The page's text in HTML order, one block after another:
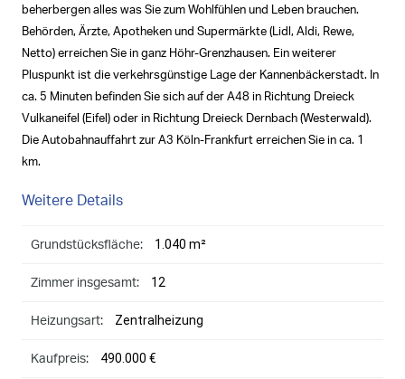
beherbergen alles was Sie zum Wohlfühlen und Leben brauchen.
Behörden, Ärzte, Apotheken und Supermärkte (Lidl, Aldi, Rewe,
Netto) erreichen Sie in ganz Höhr-Grenzhausen. Ein weiterer
Pluspunkt ist die verkehrsgünstige Lage der Kannenbäckerstadt. In
ca. 5 Minuten befinden Sie sich auf der A48 in Richtung Dreieck
Vulkaneifel (Eifel) oder in Richtung Dreieck Dernbach (Westerwald).
Die Autobahnauffahrt zur A3 Köln-Frankfurt erreichen Sie in ca. 1
km.
Weitere Details
Grundstücksfläche: 1.040 m²
Zimmer insgesamt: 12
Heizungsart: Zentralheizung
Kaufpreis: 490.000 €